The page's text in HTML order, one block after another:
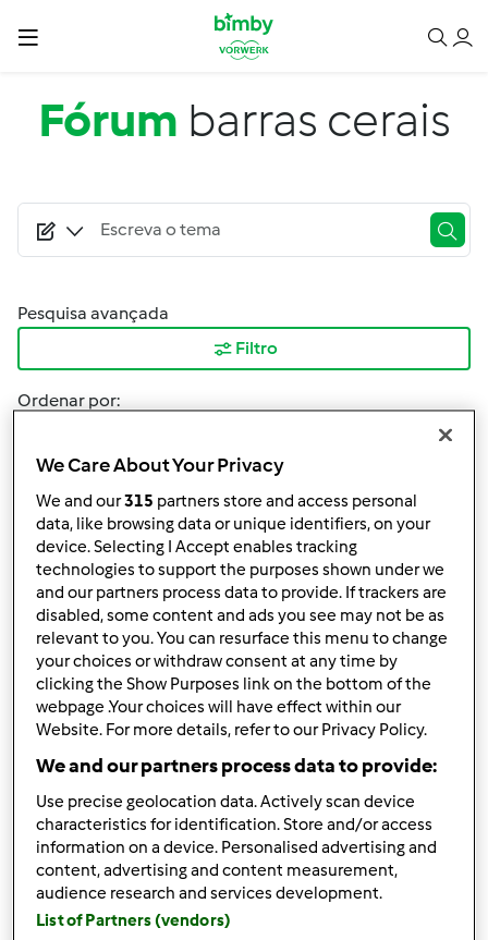
Passar para o conteúdo principal
Fórum barras cerais
Pesquisa avançada
Filtro
Ordenar por:
10
2 | Última entrada
Responder mensagem
Margarida Cunha (não
verificado)
Qua, 2013-05-15 21:38
ola fiz barras de cereais de pois ficaram moles depois de
feitas nao ficaram estaladiçasnao sei o ke se passou
We Care About Your Privacy
We and our315 partners store and access personal
data, like browsing data or unique identifiers, on your
device. Selecting I Accept enables tracking
technologies to support the purposes shown under we
and our partners process data to provide. If trackers are
disabled, some content and ads you see may not be as
relevant to you. You can resurface this menu to change
your choices or withdraw consent at any time by
clicking the Show Purposes link on the bottom of the
webpage .Your choices will have effect within our
Website. For more details, refer to our Privacy Policy.
We and our partners process data to provide:
Use precise geolocation data. Actively scan device
characteristics for identification. Store and/or access
information on a device. Personalised advertising and
content, advertising and content measurement,
audience research and services development.
List of Partners (vendors)